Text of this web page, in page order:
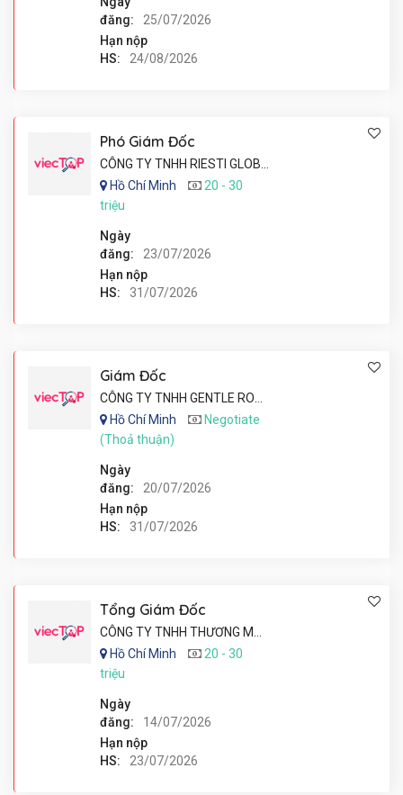
đăng:
25/07/2026
Hạn nộp
HS:
24/08/2026
Phó Giám Đốc
Hồ Chí Minh
20 - 30
triệu
Ngày
đăng:
23/07/2026
Hạn nộp
HS:
31/07/2026
Giám Đốc
Hồ Chí Minh
Negotiate
(Thoả thuận)
Ngày
đăng:
20/07/2026
Hạn nộp
HS:
31/07/2026
Tổng Giám Đốc
Hồ Chí Minh
20 - 30
triệu
Ngày
đăng:
14/07/2026
Hạn nộp
HS:
23/07/2026